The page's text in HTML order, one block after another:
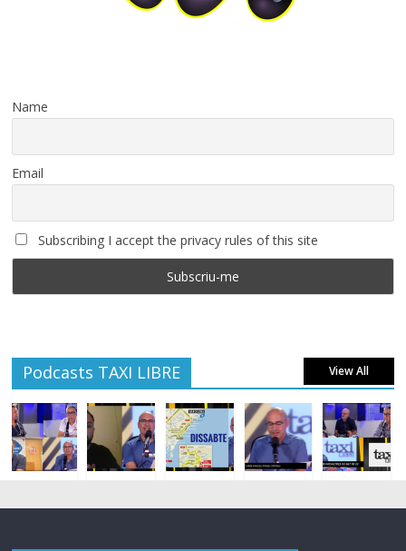
Name
Email
Subscribing I accept the privacy rules of this site
Podcasts TAXI LIBRE View All